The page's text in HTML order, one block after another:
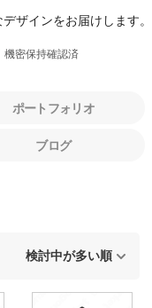
ザインをお届けします。
機密保持確認済
ポートフォリオ
ブログ